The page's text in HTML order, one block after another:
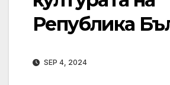
Република
SEP 4, 2024